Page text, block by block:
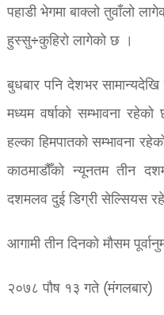
पहाडी भेगमा बाक्लो तुवाँलो
हुस्सु÷कुहिरो लागेको छ ।
बुधबार पनि देशभर
मध्यम वर्षाको सम्भावना
हल्का हिमपातको सम्भावना
काठमाडौँको न्यूनतम तीन
दशमलव दुई डिग्री सेल्सियस
आगामी तीन दिनको मौसम
२०७८ पौष १३ गते (मंगलबार)